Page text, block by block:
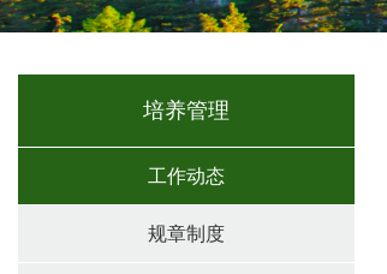
培养管理
工作动态
规章制度